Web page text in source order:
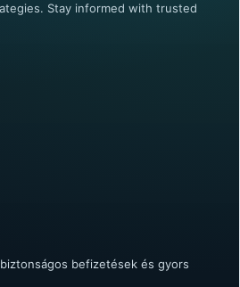
Stay informed with trusted
befizetések és gyors